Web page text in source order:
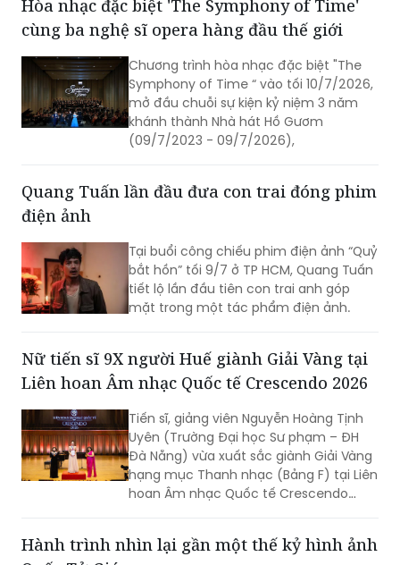
Chương trình hòa nhạc đặc biệt "The
Symphony of Time “ vào tối 10/7/2026,
mở đầu chuỗi sự kiện kỷ niệm 3 năm
khánh thành Nhà hát Hồ Gươm
(09/7/2023 - 09/7/2026),
Quang Tuấn lần đầu đưa con trai đóng phim
Tại buổi công chiếu phim điện ảnh “Quỷ
tiết lộ lần đầu tiên con trai anh góp
mặt trong một tác phẩm điện ảnh.
Nữ tiến sĩ 9X người Huế giành Giải Vàng tại
Tiến sĩ, giảng viên Nguyễn Hoàng Tịnh
Uyên (Trường Đại học Sư phạm – ĐH
Đà Nẵng) vừa xuất sắc giành Giải Vàng
hạng mục Thanh nhạc (Bảng F) tại Liên
hoan Âm nhạc Quốc tế Crescendo
2026. Thành tích tiếp tục khẳng định
dấu ấn của nữ tiến sĩ 9X trong lĩnh vực
biểu diễn, nghiên cứu và đào tạo âm
Hành trình nhìn lại gần một thế kỷ hình ảnh
Triển lãm "Quốc Tử Giám trong nghệ